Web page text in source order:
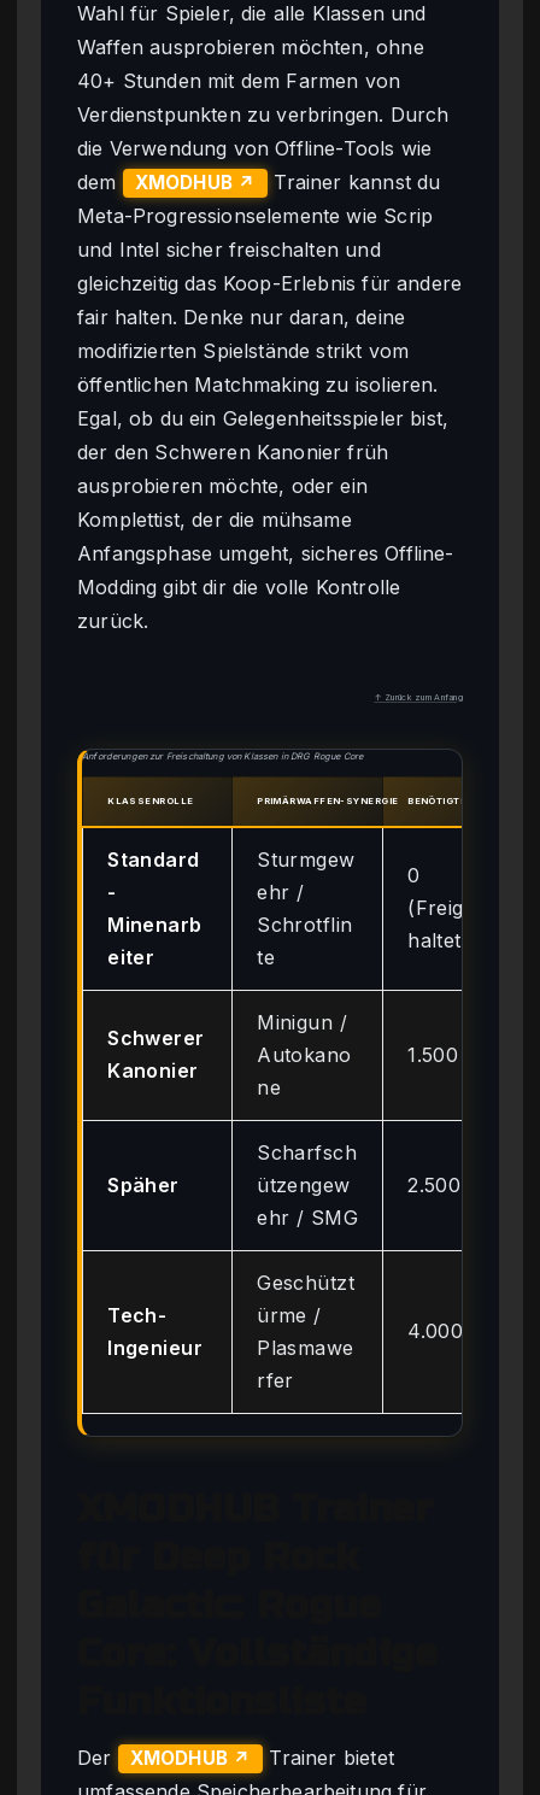
Wahl für Spieler, die alle Klassen und
Waffen ausprobieren möchten, ohne
40+ Stunden mit dem Farmen von
Verdienstpunkten zu verbringen. Durch
die Verwendung von Offline-Tools wie
dem
XMODHUB ↗
Trainer kannst du
Meta-Progressionselemente wie Scrip
und Intel sicher freischalten und
gleichzeitig das Koop-Erlebnis für andere
fair halten. Denke nur daran, deine
modifizierten Spielstände strikt vom
öffentlichen Matchmaking zu isolieren.
Egal, ob du ein Gelegenheitsspieler bist,
der den Schweren Kanonier früh
ausprobieren möchte, oder ein
Komplettist, der die mühsame
Anfangsphase umgeht, sicheres Offline-
Modding gibt dir die volle Kontrolle
zurück.
↑ Zurück zum Anfang
Anforderungen zur Freischaltung von Klassen in DRG Rogue Core
KLASSENROLLE PRIMÄRWAFFEN-SYNERGIE BENÖTIGTE
Standard
-
Minenarb
eiter
Sturmgew
ehr /
Schrotflin
te
0
(Freigesc
haltet)
Schwerer
Kanonier
Minigun /
Autokano
ne
1.500
Späher
Scharfsch
ützengew
ehr / SMG
2.500
Tech-
Ingenieur
Geschützt
ürme /
Plasmawe
rfer
4.000
Der XMODHUB ↗
Trainer bietet